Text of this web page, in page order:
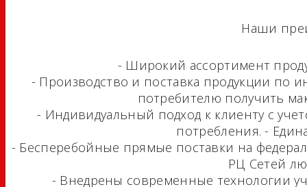
Наши
- Широкий ассортимент
- Производство и поставка продукции по
потребителю получить
- Индивидуальный подход к клиенту с
потребления. -
- Бесперебойные прямые поставки на
РЦ Сетей
- Внедрены современные технологии